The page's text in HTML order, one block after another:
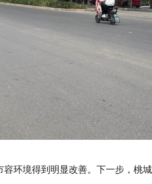
容环境得到明显改善。下一步，桃